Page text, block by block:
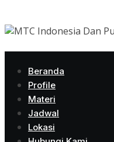
Beranda
Profile
Materi
Jadwal
Lokasi